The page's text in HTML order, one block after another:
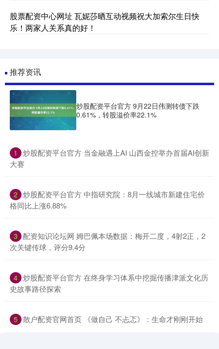
股票配资中心网址 瓦妮莎晒互动视频祝大加索尔生日快
乐！两家人关系真的好！
推荐资讯
炒股配资平台官方 9月22日伟测转债下跌
0.61%，转股溢价率22.1%
1
​炒股配资平台官方 当金融遇上AI 山西金控举办首届AI创新
大赛
2 ​炒股配资平台官方 中指研究院：8月一线城市新建住宅价
格同比上涨6.88%
3 ​配资知识论坛网 姆巴佩本场数据：梅开二度，4射2正，2
次关键传球，评分9.4分
4 ​炒股配资平台官方 在终身学习体系中挖掘传播津派文化历
史故事路径探索
5 ​散户配资官网首页 《做自己 不忐忑》：生命才刚刚开始